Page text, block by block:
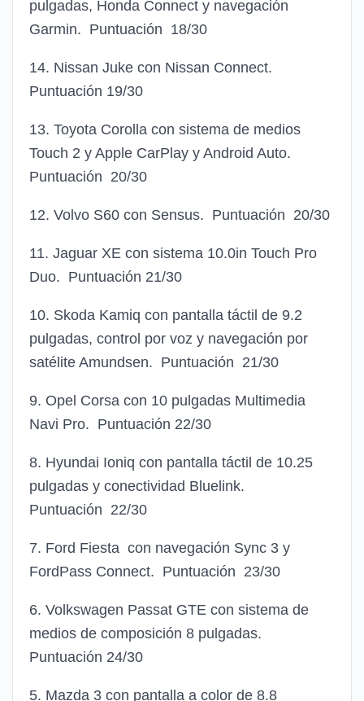
pulgadas, Honda Connect y navegación
Garmin. Puntuación 18/30
14. Nissan Juke con Nissan Connect.
Puntuación 19/30
13. Toyota Corolla con sistema de medios
Touch 2 y Apple CarPlay y Android Auto.
Puntuación 20/30
12. Volvo S60 con Sensus. Puntuación 20/30
11. Jaguar XE con sistema 10.0in Touch Pro
Duo. Puntuación 21/30
10. Skoda Kamiq con pantalla táctil de 9.2
pulgadas, control por voz y navegación por
satélite Amundsen. Puntuación 21/30
9. Opel Corsa con 10 pulgadas Multimedia
Navi Pro. Puntuación 22/30
8. Hyundai Ioniq con pantalla táctil de 10.25
pulgadas y conectividad Bluelink.
Puntuación 22/30
7. Ford Fiesta con navegación Sync 3 y
FordPass Connect. Puntuación 23/30
6. Volkswagen Passat GTE con sistema de
medios de composición 8 pulgadas.
Puntuación 24/30
5. Mazda 3 con pantalla a color de 8.8